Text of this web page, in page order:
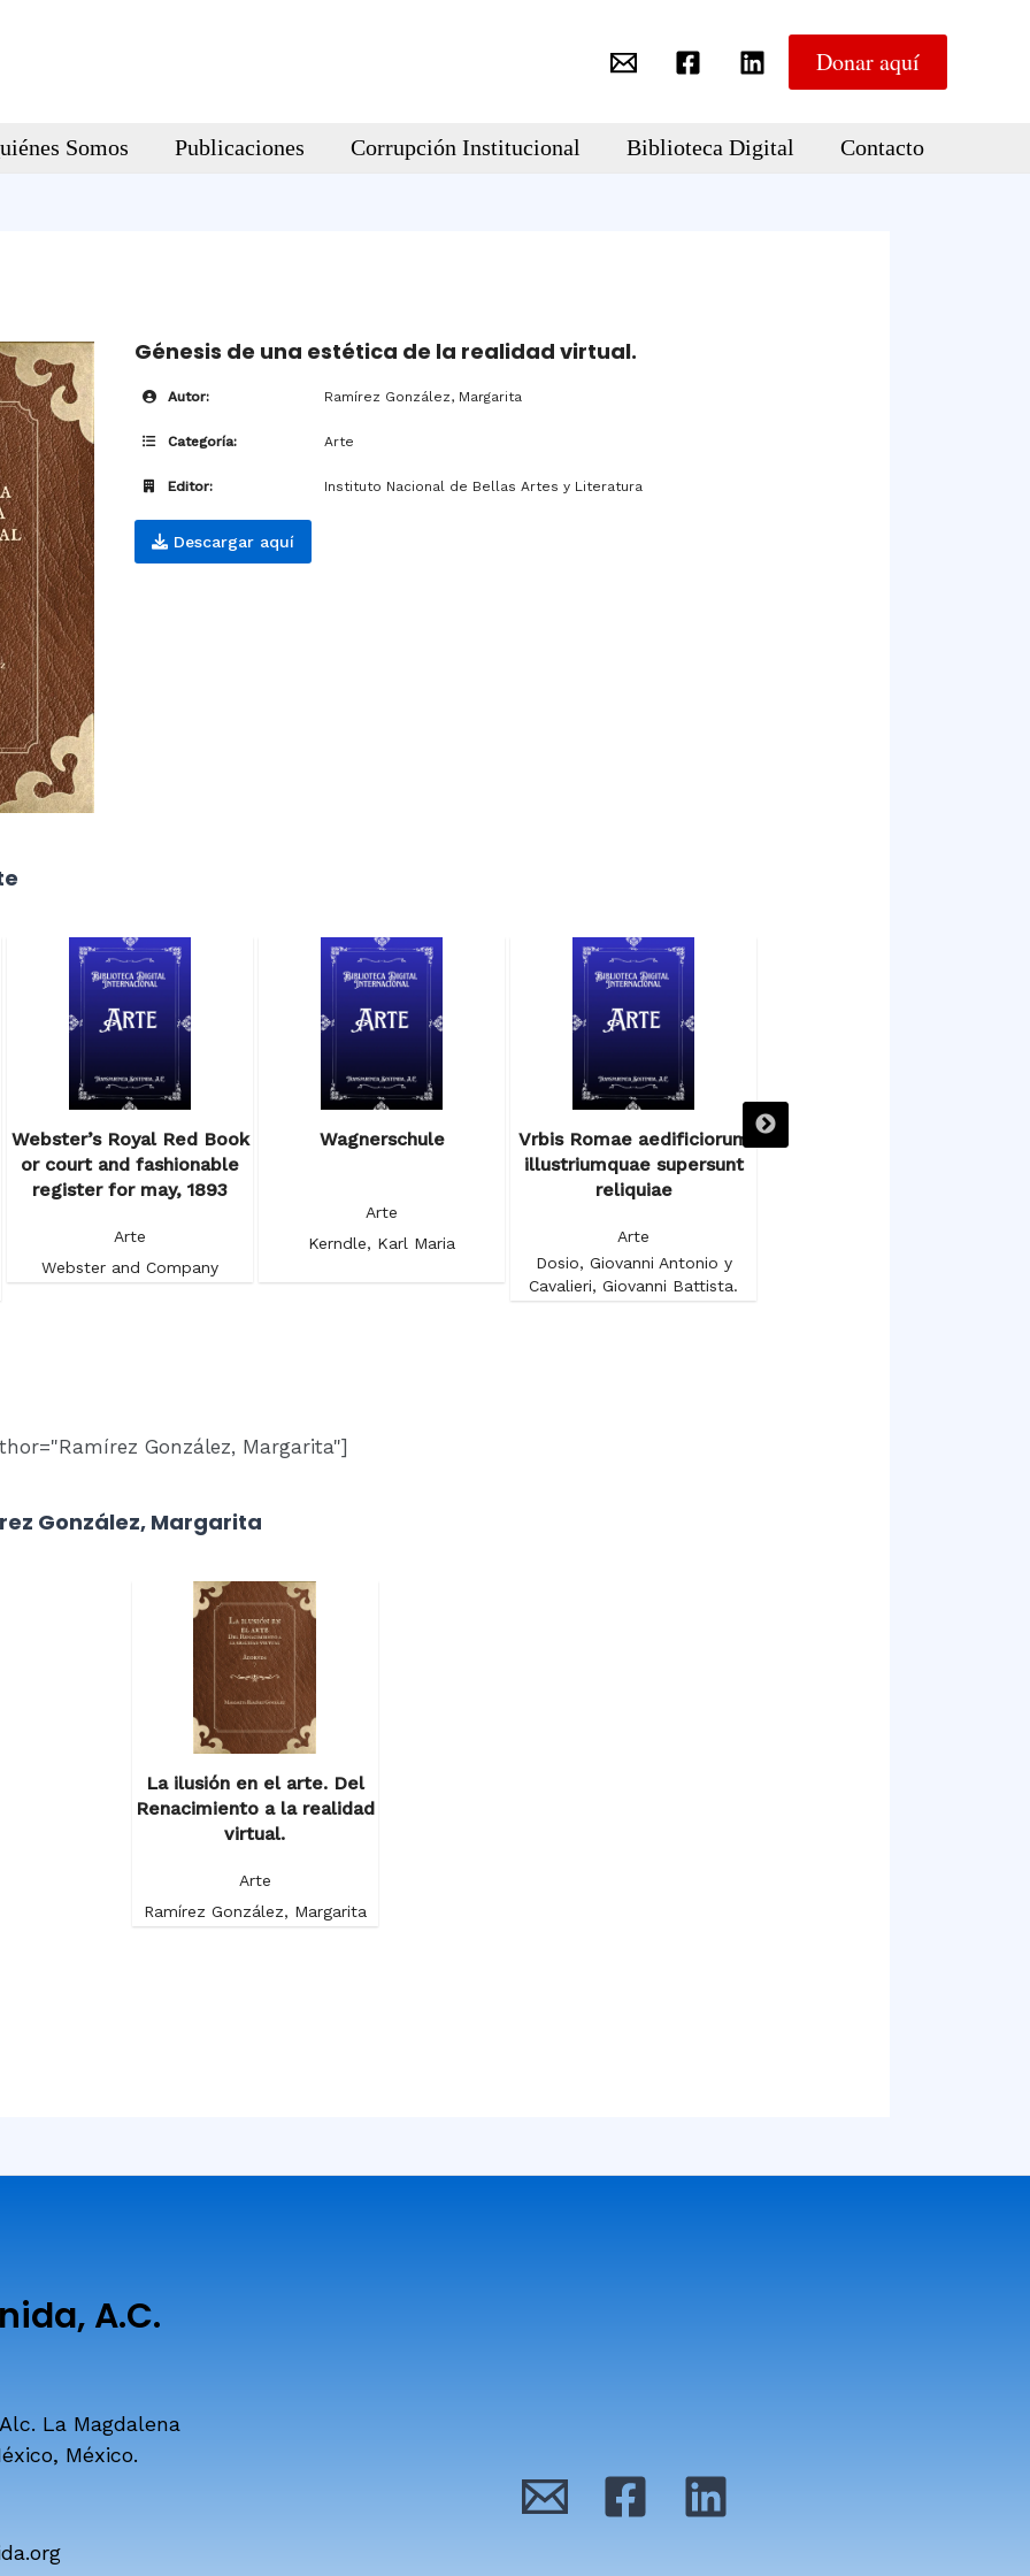
Donar aquí
Somos Publicaciones Corrupción Institucional Biblioteca Digital Contacto
Génesis de una estética de la realidad virtual.
Autor: Ramírez González, Margarita
Categoría: Arte
Editor: Instituto Nacional de Bellas Artes y Literatura
Descargar aquí
Webster’s Royal Red Book
or court and fashionable
register for may, 1893
Arte
Webster and Company
Wagnerschule
Arte
Kerndle, Karl Maria
Vrbis Romae aedificiorum
illustriumquae supersunt
reliquiae
Arte
Dosio, Giovanni Antonio y
Cavalieri, Giovanni Battista.
Voyage autour du Salon
González, Margarita"]
González, Margarita
La ilusión en el arte. Del
Renacimiento a la realidad
virtual.
Arte
Ramírez González, Margarita
A.C.
La Magdalena
México.